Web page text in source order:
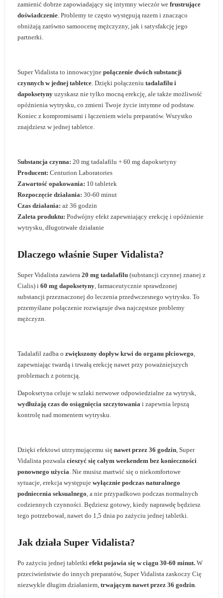
zamienić dobrze zapowiadający się intymny wieczór we frustrujące
doświadczenie. Problemy te często występują razem i znacząco
obniżają zarówno samoocenę mężczyzny, jak i satysfakcję jego
partnerki.
Super Vidalista to innowacyjne połączenie dwóch substancji
czynnych w jednej tabletce. Dzięki połączeniu tadalafilu i
dapoksetyny uzyskasz nie tylko mocną erekcję, ale także możliwość
opóźnienia wytrysku, co zmieni Twoje życie intymne od podstaw.
Koniec z kompromisami i łączeniem wielu preparatów. Wszystko
znajdziesz w jednej tabletce.
Substancja czynna: 20 mg tadalafilu + 60 mg dapoksetyny
Producent: Centurion Laboratories
Zawartość opakowania: 10 tabletek
Rozpoczęcie działania: 30-60 minut
Czas działania: aż 36 godzin
Zaleta produktu: Podwójny efekt zapewniający erekcję i opóźnienie
wytrysku, długotrwałe działanie
Dlaczego właśnie Super Vidalista?
Super Vidalista zawiera 20 mg tadalafilu (substancji czynnej znanej z
Cialis) i 60 mg dapoksetyny, farmaceutycznie sprawdzonej
substancji przeznaczonej do leczenia przedwczesnego wytrysku. To
przemyślane połączenie rozwiązuje dwa najczęstsze problemy
mężczyzn.
Tadalafil zadba o zwiększony dopływ krwi do organu płciowego,
zapewniając twardą i trwałą erekcję nawet przy poważniejszych
problemach z potencją.
Dapoksetyna celuje w szlaki nerwowe odpowiedzialne za wytrysk,
wydłużają czas do osiągnięcia szczytowania i zapewnia lepszą
kontrolę nad momentem wytrysku.
Dzięki efektowi utrzymującemu się nawet przez 36 godzin, Super
Vidalista pozwala cieszyć się całym weekendem bez konieczności
ponownego użycia. Nie musisz martwić się o niekomfortowe
sytuacje, erekcja występuje wyłącznie podczas naturalnego
podniecenia seksualnego, a nie przypadkowo podczas normalnych
codziennych czynności. Będziesz gotowy, kiedy naprawdę będziesz
tego potrzebował, nawet do 1,5 dnia po zażyciu jednej tabletki.
Jak działa Super Vidalista?
Po zażyciu jednej tabletki efekt pojawia się w ciągu 30-60 minut. W
przeciwieństwie do innych preparatów, Super Vidalista zaskoczy Cię
niezwykle długim działaniem, trwającym nawet przez 36 godzin.